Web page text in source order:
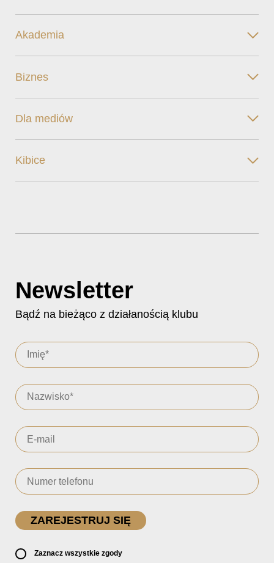
Akademia
Biznes
Dla mediów
Kibice
Newsletter
Bądź na bieżąco z działanością klubu
Zaznacz wszystkie zgody